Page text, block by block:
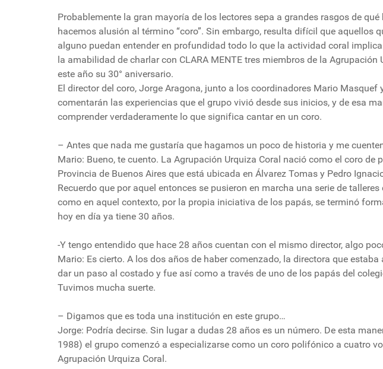
Probablemente la gran mayoría de los lectores sepa a grandes rasgos de
hacemos alusión al término “coro”. Sin embargo, resulta difícil que aquellos
alguno puedan entender en profundidad todo lo que la actividad coral
la amabilidad de charlar con CLARA MENTE tres miembros de la Agrupación
este año su 30° aniversario.
El director del coro, Jorge Aragona, junto a los coordinadores Mario Masquef
comentarán las experiencias que el grupo vivió desde sus inicios, y de esa
comprender verdaderamente lo que significa cantar en un coro.
– Antes que nada me gustaría que hagamos un poco de historia y me
Mario: Bueno, te cuento. La Agrupación Urquiza Coral nació como el coro de
Provincia de Buenos Aires que está ubicada en Álvarez Tomas y Pedro
Recuerdo que por aquel entonces se pusieron en marcha una serie de
como en aquel contexto, por la propia iniciativa de los papás, se terminó
hoy en día ya tiene 30 años.
-Y tengo entendido que hace 28 años cuentan con el mismo director, algo
Mario: Es cierto. A los dos años de haber comenzado, la directora que
dar un paso al costado y fue así como a través de uno de los papás del
Tuvimos mucha suerte.
– Digamos que es toda una institución en este grupo…
Jorge: Podría decirse. Sin lugar a dudas 28 años es un número. De esta
1988) el grupo comenzó a especializarse como un coro polifónico a cuatro
Agrupación Urquiza Coral.